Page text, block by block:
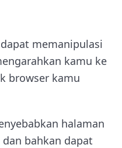
memanipulasi
kamu ke
browser kamu
halaman
bahkan dapat